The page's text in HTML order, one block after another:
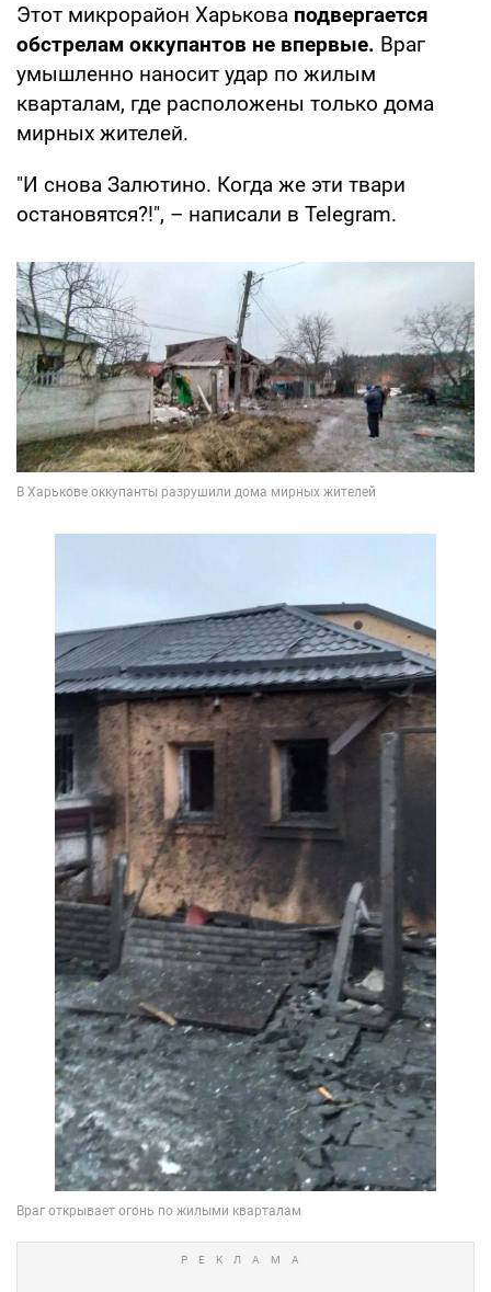
Этот микрорайон Харькова подвергается
обстрелам оккупантов не впервые. Враг
умышленно наносит удар по жилым
кварталам, где расположены только дома
мирных жителей.
"И снова Залютино. Когда же эти твари
остановятся?!", – написали в Telegram.